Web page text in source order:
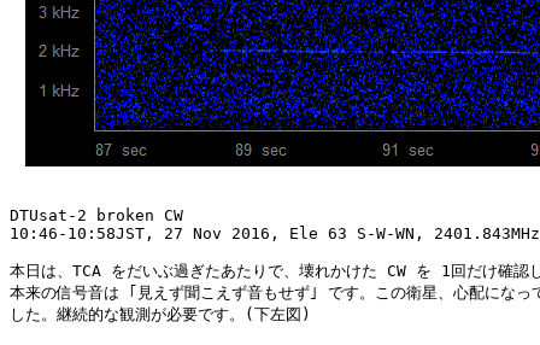
DTUsat-2 broken CW
10:46-10:58JST, 27 Nov 2016, Ele 63 S-W-WN, 2401.843MHz
本日は、TCA をだいぶ過ぎたあたりで、壊れかけた CW を 1回だけ確認
本来の信号音は ｢見えず聞こえず音もせず｣ です。この衛星、心配になっ
した。継続的な観測が必要です。(下左図)